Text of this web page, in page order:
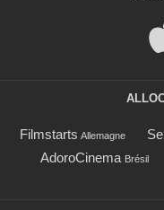
Filmstarts Allemagne
AdoroCinema Brésil